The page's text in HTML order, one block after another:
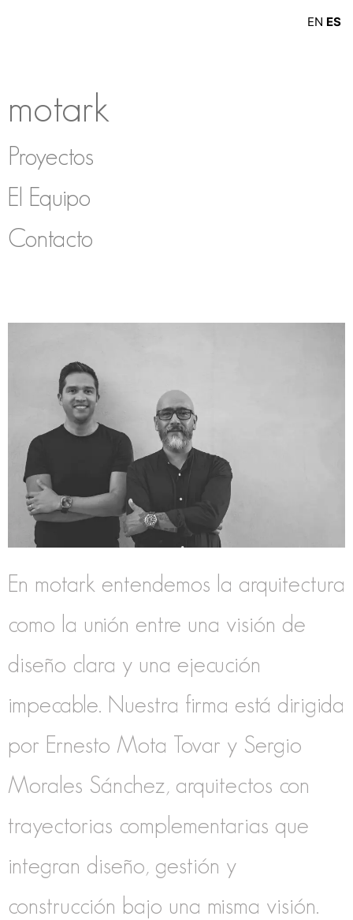
motark
Proyectos
El Equipo
Contacto
En motark entendemos la arquitectura
como la unión entre una visión de
diseño clara y una ejecución
impecable. Nuestra firma está dirigida
por Ernesto Mota Tovar y Sergio
Morales Sánchez, arquitectos con
trayectorias complementarias que
integran diseño, gestión y
construcción bajo una misma visión.
EN ES